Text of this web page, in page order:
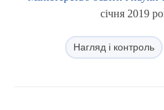
січня 2019
Нагляд і контроль